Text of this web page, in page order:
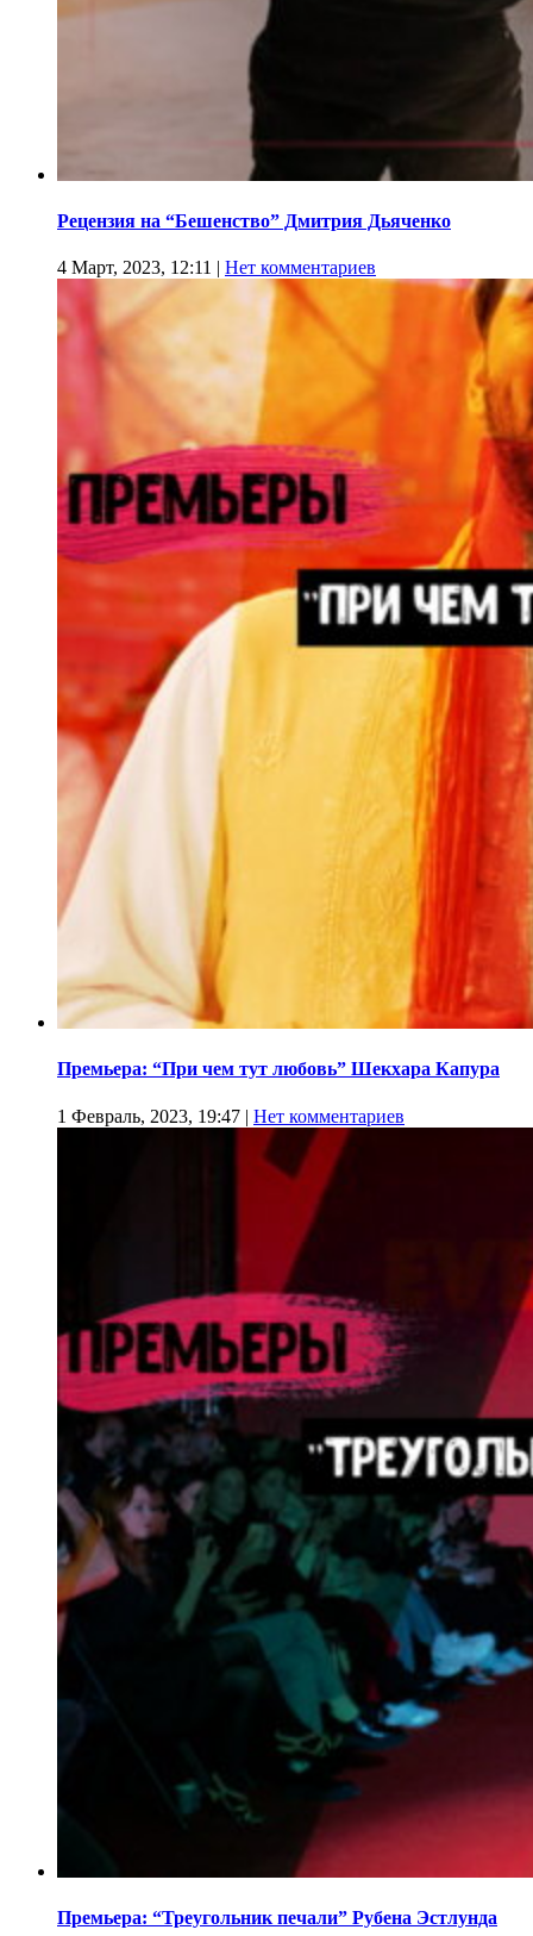
Рецензия на “Бешенство” Дмитрия Дьяченко
4 Март, 2023, 12:11 | Нет комментариев
Премьера: “При чем тут любовь” Шекхара Капура
1 Февраль, 2023, 19:47 | Нет комментариев
Премьера: “Треугольник печали” Рубена Эстлунда